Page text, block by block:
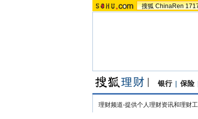
搜狐 ChinaRen
银行 | 保险
理财频道-提供个人理财资讯和理财